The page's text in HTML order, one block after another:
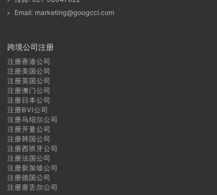
约旦商标注册常见问题
以色列商标注册常见问题
巴勒斯坦商标注册常见问题
沙特阿拉伯商标注册常见问题
巴林商标注册常见问题
卡塔尔商标注册常见问题
科威特商标注册常见问题
阿拉伯联合酋长国（阿联酋）商标注册常见问题
Email: marketing@googcci.com
跨境公司注册
注册香港公司
注册美国公司
注册英国公司
注册澳门公司
注册日本公司
注册BVI公司
注册马绍尔公司
注册开曼公司
注册韩国公司
注册西班牙公司
注册法国公司
注册新加坡公司
注册德国公司
注册塞舌尔公司